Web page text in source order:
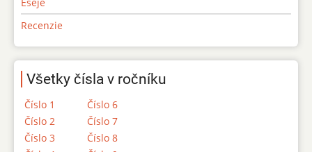
Recenzie
Všetky čísla v ročníku
Číslo 1
Číslo 2
Číslo 3
Číslo 6
Číslo 7
Číslo 8